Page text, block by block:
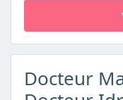
Docteur